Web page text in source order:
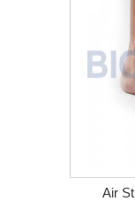
Air